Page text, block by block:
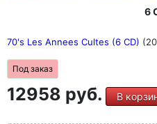
6
70's Les Annees Cultes (6 CD)
Под заказ
12958 руб. В